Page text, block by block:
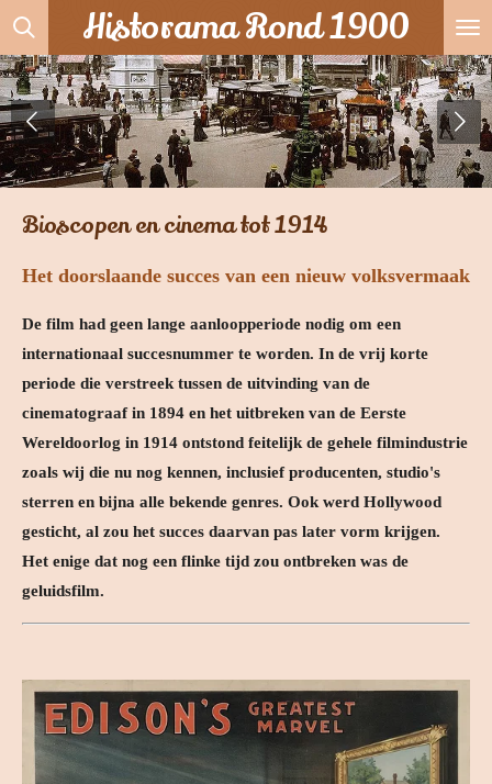
Ga
direct
naar
de
hoofdinhoud
Historama Rond 1900
Bioscopen en cinema tot 1914
Het doorslaande succes van een nieuw volksvermaak
De film had geen lange aanloopperiode nodig om een
internationaal succesnummer te worden. In de vrij korte
periode die verstreek tussen de uitvinding van de
cinematograaf in 1894 en het uitbreken van de Eerste
Wereldoorlog in 1914 ontstond feitelijk de gehele filmindustrie
zoals wij die nu nog kennen, inclusief producenten, studio's
sterren en bijna alle bekende genres. Ook werd Hollywood
gesticht, al zou het succes daarvan pas later vorm krijgen.
Het enige dat nog een flinke tijd zou ontbreken was de
geluidsfilm.